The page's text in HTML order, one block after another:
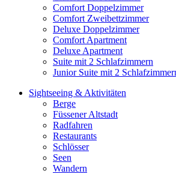
Comfort Doppelzimmer
Comfort Zweibettzimmer
Deluxe Doppelzimmer
Comfort Apartment
Deluxe Apartment
Suite mit 2 Schlafzimmern
Junior Suite mit 2
Sightseeing & Aktivitäten
Berge
Füssener Altstadt
Radfahren
Restaurants
Schlösser
Seen
Wandern